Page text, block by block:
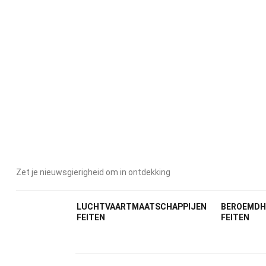
Zet je nieuwsgierigheid om in ontdekking
LUCHTVAARTMAATSCHAPPIJEN
FEITEN
FEITEN